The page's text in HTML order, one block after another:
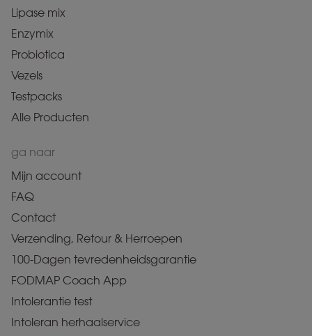
Lipase mix
Enzymix
Probiotica
Vezels
Testpacks
Alle Producten
ga naar
Mijn account
FAQ
Contact
Verzending, Retour & Herroepen
100-Dagen tevredenheidsgarantie
FODMAP Coach App
Intolerantie test
Intoleran herhaalservice